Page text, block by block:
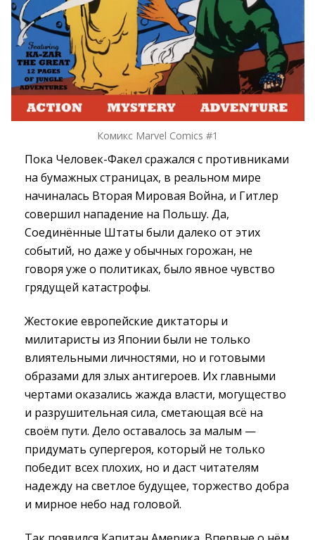
Комикс Marvel Comics #1
Пока Человек-Факел сражался с противниками
на бумажных страницах, в реальном мире
начиналась Вторая Мировая Война, и Гитлер
совершил нападение на Польшу. Да,
Соединённые Штаты были далеко от этих
событий, но даже у обычных горожан, не
говоря уже о политиках, было явное чувство
грядущей катастрофы.
Жестокие европейские диктаторы и
милитаристы из Японии были не только
влиятельными личностями, но и готовыми
образами для злых антигероев. Их главными
чертами оказались жажда власти, могущество
и разрушительная сила, сметающая всё на
своём пути. Дело оставалось за малым —
придумать супергероя, который не только
победит всех плохих, но и даст читателям
надежду на светлое будущее, торжество добра
и мирное небо над головой.